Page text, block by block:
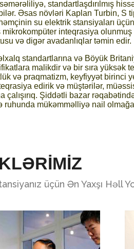
standartlaşdırılmış
Əsas növləri Kaplan Turbin, S
su elektrik stansiyaları
mikrokompüter inteqrasiya
və digər avadanlıqlar təmin edir.
standartlarına və Böyük
malikdir və bir sıra yüksək
və praqmatizm, keyfiyyət birinci
edirik və müştərilər,
çalışırıq. Şiddətli bazar
ruhunda mükəmməlliyə nail
üçün Ən Yaxşı Həll